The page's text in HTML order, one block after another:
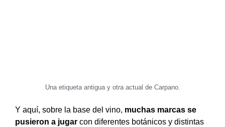
Una etiqueta antigua y otra actual de Carpano.
Y aquí, sobre la base del vino, muchas marcas se
pusieron a jugar con diferentes botánicos y distintas